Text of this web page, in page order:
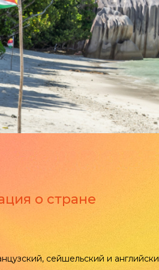
о стране
сейшельский и